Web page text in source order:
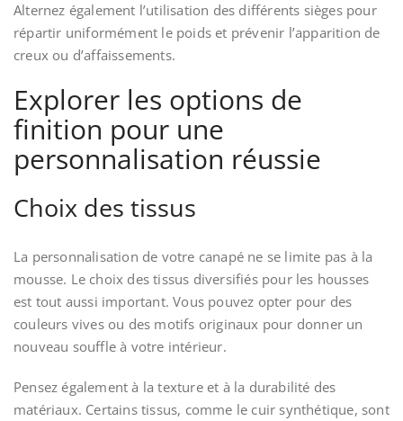
Alternez également l’utilisation des différents sièges pour
répartir uniformément le poids et prévenir l’apparition de
creux ou d’affaissements.
Explorer les options de
finition pour une
personnalisation réussie
Choix des tissus
La personnalisation de votre canapé ne se limite pas à la
mousse. Le choix des tissus diversifiés pour les housses
est tout aussi important. Vous pouvez opter pour des
couleurs vives ou des motifs originaux pour donner un
nouveau souffle à votre intérieur.
Pensez également à la texture et à la durabilité des
matériaux. Certains tissus, comme le cuir synthétique, sont